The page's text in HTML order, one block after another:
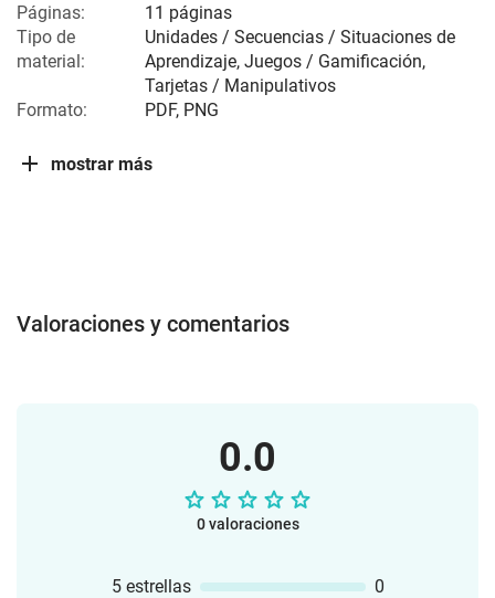
Páginas:
11 páginas
Tipo de
material:
Unidades / Secuencias / Situaciones de
Aprendizaje, Juegos / Gamificación,
Tarjetas / Manipulativos
Formato:
PDF, PNG
mostrar más
Valoraciones y comentarios
0.0
0 valoraciones
5 estrellas
0